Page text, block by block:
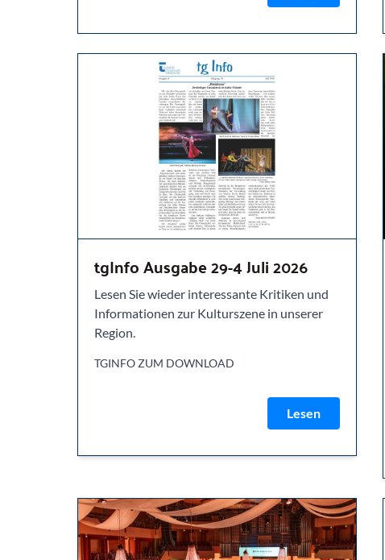
tgInfo Ausgabe 29-4 Juli 2026
Lesen Sie wieder interessante Kritiken und
Informationen zur Kulturszene in unserer
Region.
TGINFO ZUM DOWNLOAD
Lesen